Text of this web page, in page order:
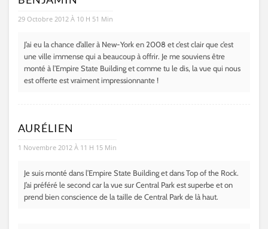
29 Octobre 2012 À 10 H 51 Min
J’ai eu la chance d’aller à New-York en 2008 et c’est clair que c’est
une ville immense qui a beaucoup à offrir. Je me souviens être
monté à l’Empire State Building et comme tu le dis, la vue qui nous
est offerte est vraiment impressionnante !
AURÉLIEN
1 Novembre 2012 À 11 H 15 Min
Je suis monté dans l’Empire State Building et dans Top of the Rock.
J’ai préféré le second car la vue sur Central Park est superbe et on
prend bien conscience de la taille de Central Park de là haut.